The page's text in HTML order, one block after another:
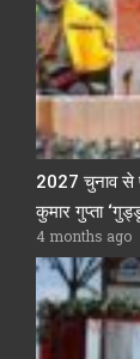
2027 चुनाव से
कुमार गुप्ता
4 months ago